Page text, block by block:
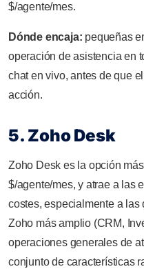
$/agente/mes.
Dónde encaja: pequeñas
operación de asistencia en
chat en vivo, antes de que
acción.
5. Zoho Desk
Zoho Desk es la opción
$/agente/mes, y atrae a las
costes, especialmente a
Zoho más amplio (CRM,
operaciones generales de
conjunto de características